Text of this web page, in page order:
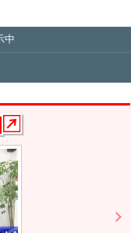
中